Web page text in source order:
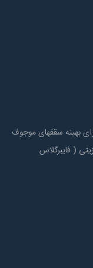
بهینه سقفهای موجوف
( فایبرگلاس